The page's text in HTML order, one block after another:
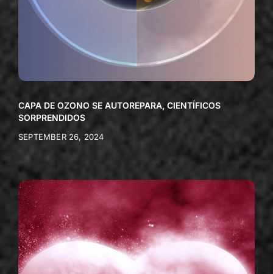
CAPA DE OZONO SE AUTOREPARA, CIENTÍFICOS
SORPRENDIDOS
SEPTEMBER 26, 2024